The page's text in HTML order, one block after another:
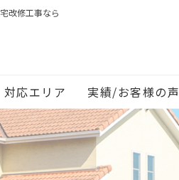
改修工事なら
対応エリア 実績/お客様の声